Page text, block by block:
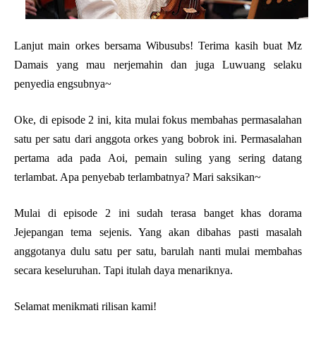
Lanjut main orkes bersama Wibusubs! Terima kasih buat Mz
Damais yang mau nerjemahin dan juga Luwuang selaku
penyedia engsubnya~
Oke, di episode 2 ini, kita mulai fokus membahas permasalahan
satu per satu dari anggota orkes yang bobrok ini. Permasalahan
pertama ada pada Aoi, pemain suling yang sering datang
terlambat. Apa penyebab terlambatnya? Mari saksikan~
Mulai di episode 2 ini sudah terasa banget khas dorama
Jejepangan tema sejenis. Yang akan dibahas pasti masalah
anggotanya dulu satu per satu, barulah nanti mulai membahas
secara keseluruhan. Tapi itulah daya menariknya.
Selamat menikmati rilisan kami!